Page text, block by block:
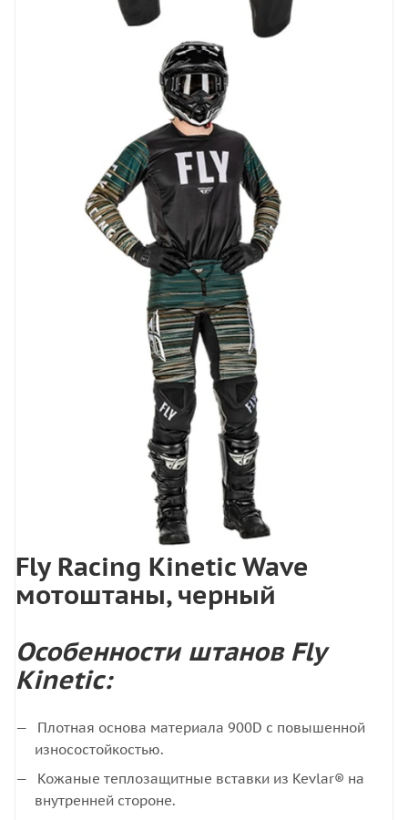
Fly Racing Kinetic Wave
мотоштаны, черный
Особенности штанов Fly
Kinetic:
Плотная основа материала 900D с повышенной
износостойкостью.
Кожаные теплозащитные вставки из Kevlar® на
внутренней стороне.